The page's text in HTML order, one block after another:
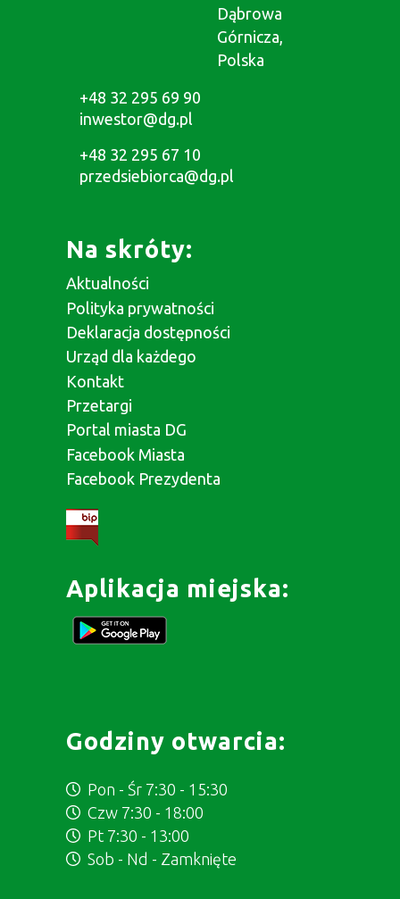
Dąbrowa
Górnicza,
Polska
+48 32 295 69 90
inwestor@dg.pl
+48 32 295 67 10
przedsiebiorca@dg.pl
Na skróty:
Aktualności
Polityka prywatności
Deklaracja dostępności
Urząd dla każdego
Kontakt
Przetargi
Portal miasta DG
Facebook Miasta
Facebook Prezydenta
Aplikacja miejska:
Godziny otwarcia:
Pon - Śr 7:30 - 15:30
Czw 7:30 - 18:00
Pt 7:30 - 13:00
Sob - Nd - Zamknięte